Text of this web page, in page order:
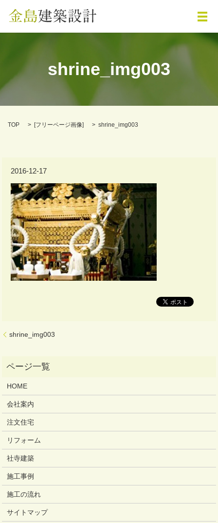
メ
shrine_img003
TOP [フリーページ画像] shrine_img003
2016-12-17
shrine_img003
HOME
会社案内
注文住宅
リフォーム
社寺建築
施工事例
施工の流れ
サイトマップ